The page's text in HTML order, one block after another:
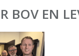
BOV EN